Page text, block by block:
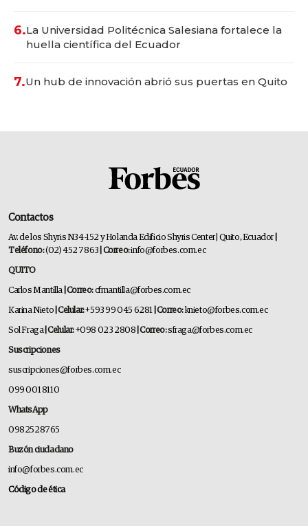
6.La Universidad Politécnica Salesiana fortalece la
huella científica del Ecuador
7.Un hub de innovación abrió sus puertas en Quito
Contactos
Av. de los Shyris N34-152 y Holanda Edificio Shyris Center | Quito, Ecuador
Teléfono:(02) 452 7863 | Correo:info@forbes.com.ec
QUITO
Carlos Mantilla | Correo:cfmantilla@forbes.com.ec
Karina Nieto | Celular:+593 99 045 6281 | Correo:knieto@forbes.com.ec
Sol Fraga| Celular:+098 023 2808 | Correo:sfraga@forbes.com.ec
Suscripciones
suscripciones@forbes.com.ec
099 001 8110
WhatsApp
0982528765
Buzón ciudadano
info@forbes.com.ec
Código de ética